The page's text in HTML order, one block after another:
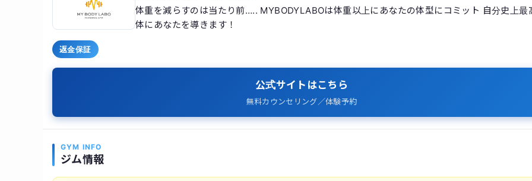
体重を減らすのは当たり前….. MYBODYLABOは体重以上にあなたの体型にコミット 自分史上最
体にあなたを導きます！
返金保証
公式サイトはこちら
無料カウンセリング／体験予約
GYM INFO
ジム情報